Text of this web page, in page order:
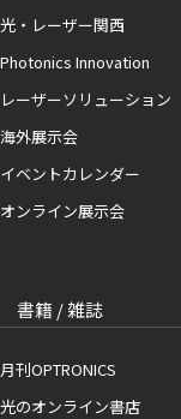
光・レーザー関西
Photonics Innovation
レーザーソリューション
海外展示会
イベントカレンダー
オンライン展示会
書籍 / 雑誌
月刊OPTRONICS
光のオンライン書店